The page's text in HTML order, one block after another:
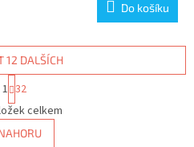
Do košíku
O
v
l
12 DALŠÍCH
S
t
r
á
n
1 32
celkem